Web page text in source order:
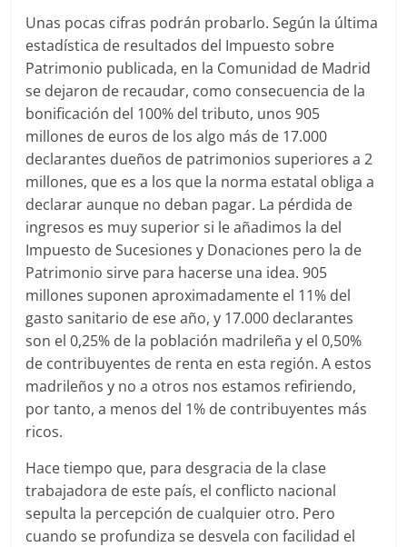
Unas pocas cifras podrán probarlo. Según la última
estadística de resultados del Impuesto sobre
Patrimonio publicada, en la Comunidad de Madrid
se dejaron de recaudar, como consecuencia de la
bonificación del 100% del tributo, unos 905
millones de euros de los algo más de 17.000
declarantes dueños de patrimonios superiores a 2
millones, que es a los que la norma estatal obliga a
declarar aunque no deban pagar. La pérdida de
ingresos es muy superior si le añadimos la del
Impuesto de Sucesiones y Donaciones pero la de
Patrimonio sirve para hacerse una idea. 905
millones suponen aproximadamente el 11% del
gasto sanitario de ese año, y 17.000 declarantes
son el 0,25% de la población madrileña y el 0,50%
de contribuyentes de renta en esta región. A estos
madrileños y no a otros nos estamos refiriendo,
por tanto, a menos del 1% de contribuyentes más
ricos.
Hace tiempo que, para desgracia de la clase
trabajadora de este país, el conflicto nacional
sepulta la percepción de cualquier otro. Pero
cuando se profundiza se desvela con facilidad el